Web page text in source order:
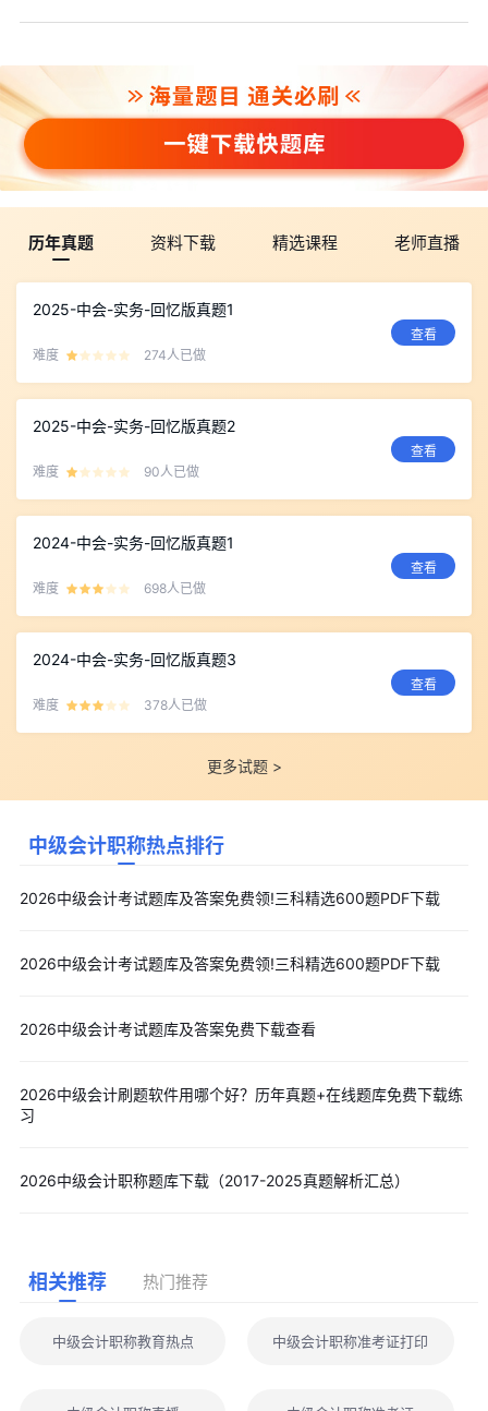
历年真题 资料下载 精选课程 老师直播
2025-中会-实务-回忆版真题1
难度 274人已做
查看
2025-中会-实务-回忆版真题2
难度 90人已做
查看
2024-中会-实务-回忆版真题1
难度 698人已做
查看
2024-中会-实务-回忆版真题3
难度 378人已做
查看
更多试题 >
中级会计职称热点排行
2026中级会计考试题库及答案免费领!三科精选600题PDF下载
2026中级会计考试题库及答案免费领!三科精选600题PDF下载
2026中级会计考试题库及答案免费下载查看
2026中级会计刷题软件用哪个好？历年真题+在线题库免费下载练
习
2026中级会计职称题库下载（2017-2025真题解析汇总）
相关推荐 热门推荐
中级会计职称教育热点 中级会计职称准考证打印